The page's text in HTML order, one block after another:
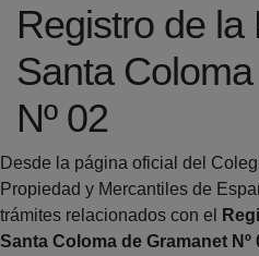
Registro de
Santa
Nº 02
Desde la página oficial del
Propiedad y Mercantiles de
trámites relacionados con el
Santa Coloma de Gramanet Nº